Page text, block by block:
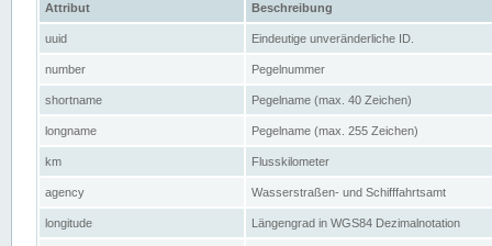
Attribut Beschreibung
uuid Eindeutige unveränderliche ID.
number Pegelnummer
shortname Pegelname (max. 40 Zeichen)
longname Pegelname (max. 255 Zeichen)
km Flusskilometer
agency Wasserstraßen- und Schifffahrtsamt
longitude Längengrad in WGS84 Dezimalnotation